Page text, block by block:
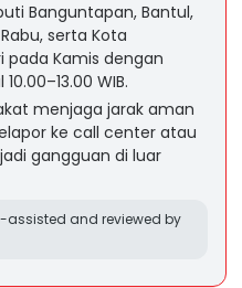
Banguntapan, Bantul,
serta Kota
pada Kamis dengan
WIB.
menjaga jarak aman
ke call center atau
gangguan di luar
assisted and reviewed by